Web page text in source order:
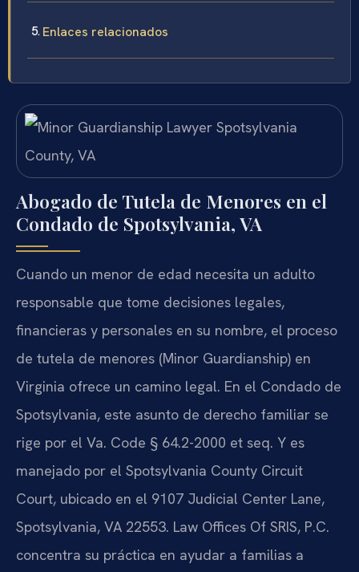
Enlaces relacionados
Abogado de Tutela de Menores en el
Condado de Spotsylvania, VA
Cuando un menor de edad necesita un adulto
responsable que tome decisiones legales,
financieras y personales en su nombre, el proceso
de tutela de menores (Minor Guardianship) en
Virginia ofrece un camino legal. En el Condado de
Spotsylvania, este asunto de derecho familiar se
rige por el Va. Code § 64.2-2000 et seq. Y es
manejado por el Spotsylvania County Circuit
Court, ubicado en el 9107 Judicial Center Lane,
Spotsylvania, VA 22553. Law Offices Of SRIS, P.C.
concentra su práctica en ayudar a familias a